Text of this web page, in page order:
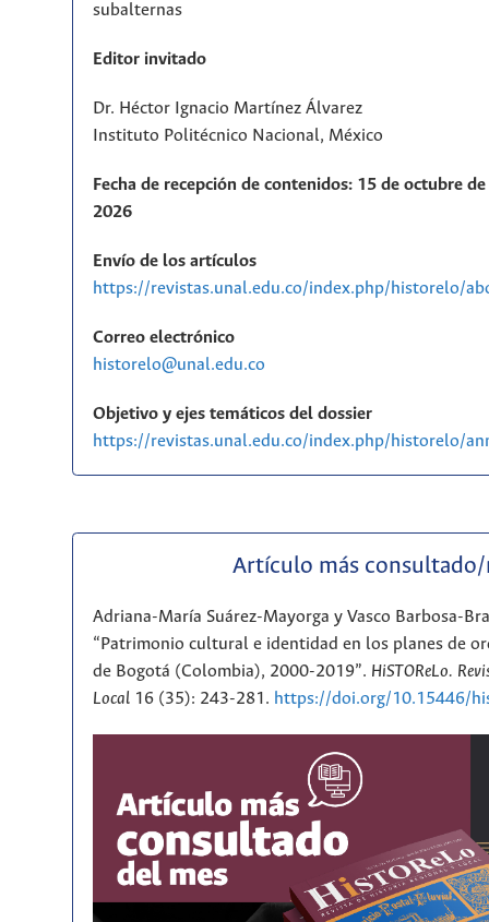
subalternas
Editor invitado
Dr. Héctor Ignacio Martínez Álvarez
Instituto Politécnico Nacional, México
Fecha de recepción de contenidos: 15 de octubre
2026
Envío de los artículos
https://revistas.unal.edu.co/index.php/historelo/
Correo electrónico
historelo@unal.edu.co
Objetivo y ejes temáticos del dossier
https://revistas.unal.edu.co/index.php/historelo/
Artículo más consultado/
Adriana-María Suárez-Mayorga y Vasco Barbosa-
“Patrimonio cultural e identidad en los planes de
de Bogotá (Colombia), 2000-2019”. HiSTOReLo.
Local16 (35): 243-281. https://doi.org/10.15446/